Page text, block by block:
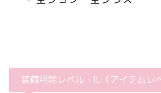
装備可能レベル・IL（アイテムレ